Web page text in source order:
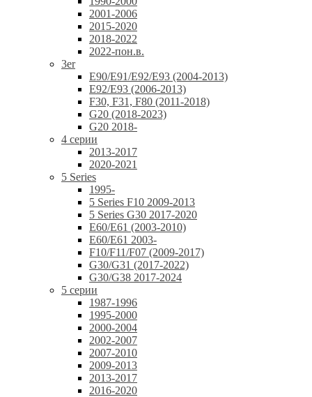
2001-2006
2015-2020
2018-2022
2022-пон.в.
3er
E90/E91/E92/E93 (2004-2013)
E92/E93 (2006-2013)
F30, F31, F80 (2011-2018)
G20 (2018-2023)
G20 2018-
4 серии
2013-2017
2020-2021
5 Series
1995-
5 Series F10 2009-2013
5 Series G30 2017-2020
E60/E61 (2003-2010)
E60/E61 2003-
F10/F11/F07 (2009-2017)
G30/G31 (2017-2022)
G30/G38 2017-2024
5 серии
1987-1996
1995-2000
2000-2004
2002-2007
2007-2010
2009-2013
2013-2017
2016-2020